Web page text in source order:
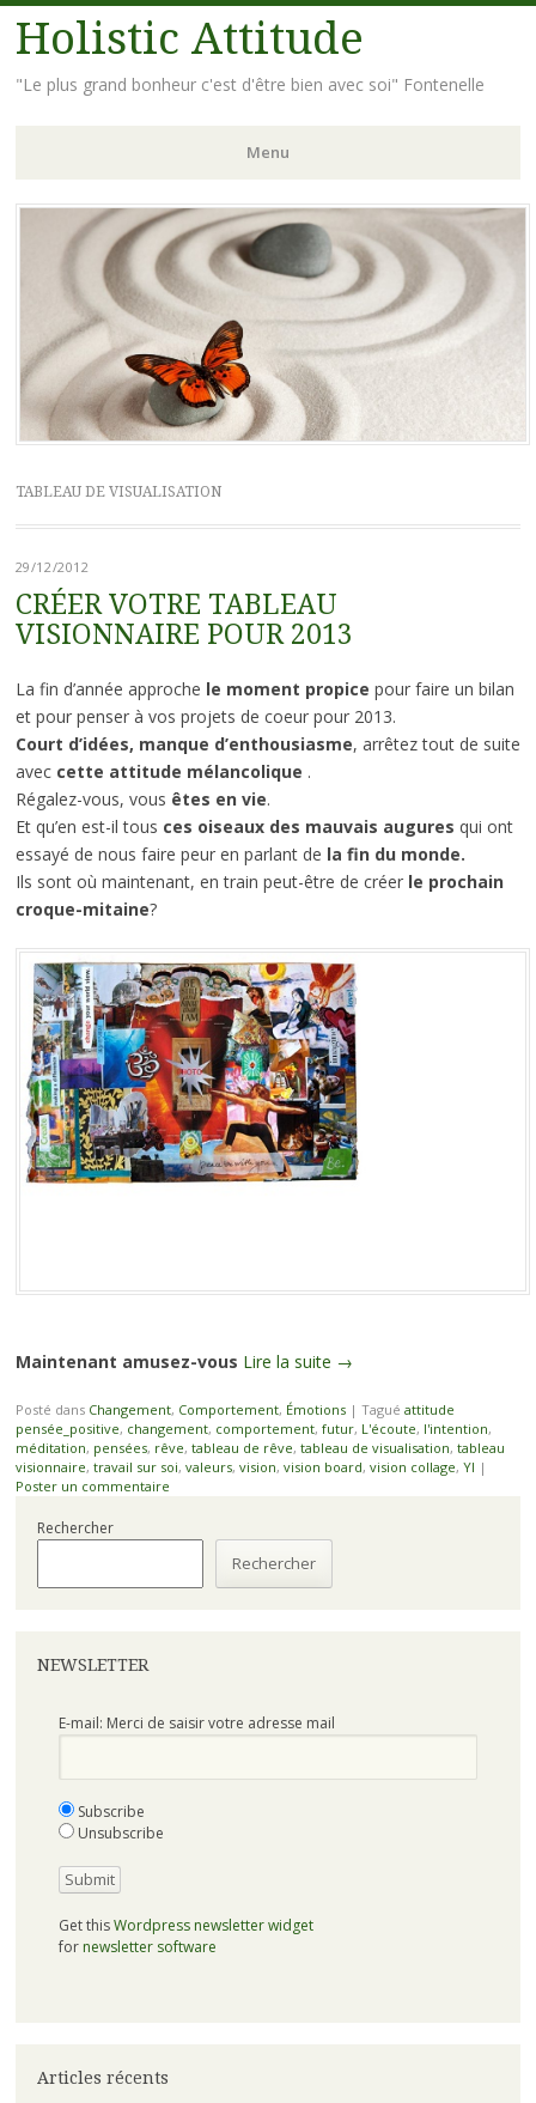
Holistic Attitude
"Le plus grand bonheur c'est d'être bien avec soi" Fontenelle
Menu
Aller
principal
TABLEAU DE VISUALISATION
29/12/2012
CRÉER VOTRE TABLEAU
VISIONNAIRE POUR 2013
La fin d’année approche le moment propice pour faire un bilan
et pour penser à vos projets de coeur pour 2013.
Court d’idées, manque d’enthousiasme, arrêtez tout de suite
avec cette attitude mélancolique .
Régalez-vous, vous êtes en vie.
Et qu’en est-il tous ces oiseaux des mauvais augures qui ont
essayé de nous faire peur en parlant de la fin du monde.
Ils sont où maintenant, en train peut-être de créer le prochain
croque-mitaine?
Maintenant amusez-vous Lire la suite →
Posté dans Changement, Comportement, Émotions | Tagué attitude
pensée_positive, changement, comportement, futur, L'écoute, l'intention,
méditation, pensées, rêve, tableau de rêve, tableau de visualisation, tableau
visionnaire, travail sur soi, valeurs, vision, vision board, vision collage, YI |
Poster un commentaire
Rechercher
Rechercher
NEWSLETTER
E-mail: Merci de saisir votre adresse mail
Subscribe
Unsubscribe
Get thisWordpress newsletter widget
for newsletter software
Articles récents